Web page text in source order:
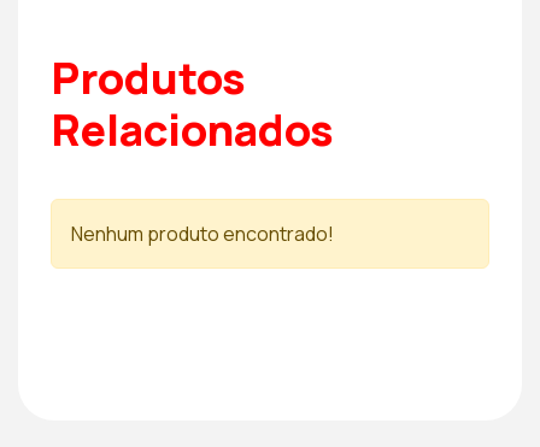
Produtos
Relacionados
Nenhum produto encontrado!